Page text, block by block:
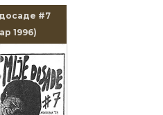
#7
1996)